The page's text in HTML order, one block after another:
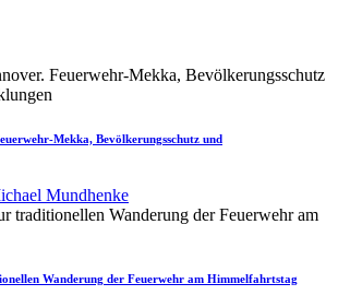
Mekka, Bevölkerungsschutz und
Mundhenke
Wanderung der Feuerwehr am Himmelfahrtstag